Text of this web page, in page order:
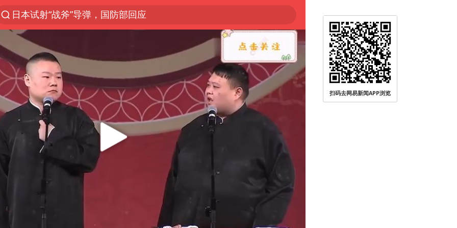
日本试射“战斧”导弹，国防部回应
台风白海豚加强
东航：国内客票提前14天免费退改
曝韩国足协为外籍裁判员安排色情招待
四川宜宾市高县4.9级地震致1人死亡
向鹏0-3不敌张本智和
广东雷州通报特教老师招聘违规事件
“新疆阿勒泰八月能滑雪”不实
我国外贸延续良好增长态势
“立秋的第一杯奶茶”又爆单了
扫码去网易新闻APP浏览